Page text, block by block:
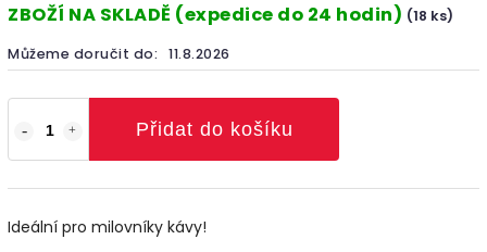
ZBOŽÍ NA SKLADĚ (expedice do 24 hodin) (18 ks)
Můžeme doručit do: 11.8.2026
Přidat do košíku
Ideální pro milovníky kávy!